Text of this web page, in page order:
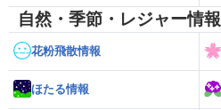
自然・季節・レジャー情報
花粉飛散情報
ほたる情報